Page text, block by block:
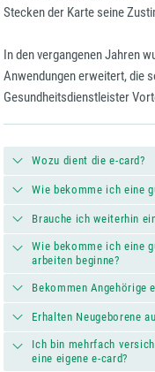
Stecken der Karte seine
In den vergangenen Jahren
Anwendungen erweitert, die
Gesundheitsdienstleister
Wozu dient die e-card?
Wie bekomme ich eine
Brauche ich weiterhin
Wie bekomme ich eine
arbeiten beginne?
Bekommen Angehörige
Erhalten Neugeborene
Ich bin mehrfach
eine eigene e-card?